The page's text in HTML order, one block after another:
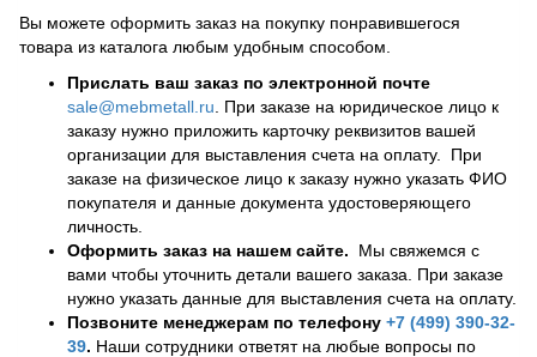
Вы можете оформить заказ на покупку понравившегося
товара из каталога любым удобным способом.
Прислать ваш заказ по электронной почте
sale@mebmetall.ru . При заказе на юридическое лицо к
заказу нужно приложить карточку реквизитов вашей
организации для выставления счета на оплату. При
заказе на физическое лицо к заказу нужно указать ФИО
покупателя и данные документа удостоверяющего
личность.
Оформить заказ на нашем сайте. Мы свяжемся с
вами чтобы уточнить детали вашего заказа. При заказе
нужно указать данные для выставления счета на оплату.
Позвоните менеджерам по телефону +7 (499) 390-32-
39. Наши сотрудники ответят на любые вопросы по